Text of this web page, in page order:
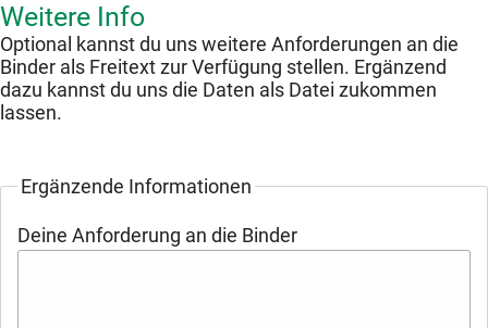
Weitere Info
Optional kannst du uns weitere Anforderungen an die
Binder als Freitext zur Verfügung stellen. Ergänzend
dazu kannst du uns die Daten als Datei zukommen
lassen.
Ergänzende Informationen
Deine Anforderung an die Binder